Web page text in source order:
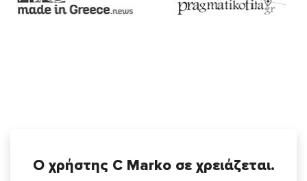
Ο χρήστης C Marko σε χρειάζεται.